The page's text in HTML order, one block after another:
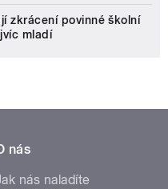
zkrácení povinné školní
mladí
nás
nás naladíte